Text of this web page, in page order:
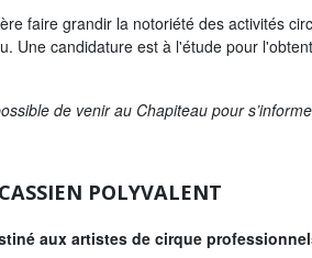
faire grandir la notoriété des activités
Une candidature est à l'étude pour
de venir au Chapiteau pour
POLYVALENT
aux artistes de cirque